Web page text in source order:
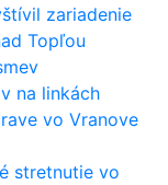
zariadenie
Topľou
na linkách
vo Vranove
stretnutie vo